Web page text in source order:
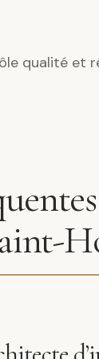
qualité et